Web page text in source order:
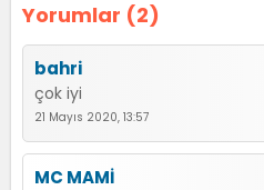
Yorumlar (2)
bahri
çok iyi
21 Mayıs 2020, 13:57
MC MAMİ